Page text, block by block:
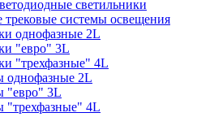
светильники
системы освещения
однофазные 2L
"евро" 3L
"трехфазные" 4L
однофазные 2L
"евро" 3L
"трехфазные" 4L